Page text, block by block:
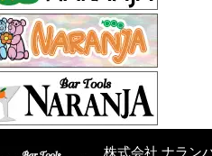
株式会社 ナラン